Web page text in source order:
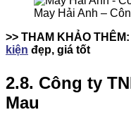
May Hải Anh –
>> THAM KHẢO
kiện đẹp, giá tốt
2.8. Công ty
Mau